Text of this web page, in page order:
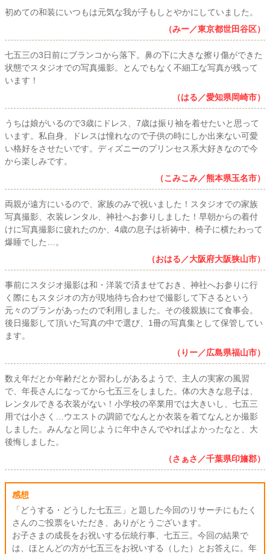
初めての和装にいつもは元気な我が子もしとやかにしていました。
（みー／東京都世田谷区）
七五三の3日前にブランコから落下。鼻の下に大きな擦り傷ができた
状態でスタジオでの写真撮影。とんでもなく不細工な写真が残って
います！
（はる／愛知県岡崎市）
うちは娘がいるので3歳にドレス、7歳は振り袖を着せたいと思って
います。私自身、ドレスは憧れなので子供の時にしか出来ない可愛
い格好をさせたいです。ディズニーのプリンセス系大好きなので今
から楽しみです。
（こみこみ／熊本県玉名市）
両親が遠方にいるので、家族のみで祝いました！スタジオでの家族
写真撮影、衣装レンタル、神社へお参りしました！早朝からの着付
けに写真撮影に疲れたのか、4歳の息子は祈祷中、椅子に横たわって
爆睡でした…。
（おはる／大阪府大阪狭山市）
事前にスタジオ撮影は和・洋装で済ませておき、神社へお参りに行
く際にもスタジオの方が現地待ち合わせで撮影して下さるという
元々のプランがあったので利用しました。その後親族にて食事会。
後日撮影して頂いた写真の中で選び、1冊の写真集として保管してい
ます。
（りー／広島県福山市）
数え年だとか年齢だとか習わしがあるようで、主人の実家の風習
で、年長さんになってから七五三をしました。体の大きな息子は、
レンタルできる衣装がない！小学校の卒業用では大きいし、七五三
用では小さく…ウエストの調節でなんとか衣装を着てなんとか撮影
しました。みんなと同じように年中さんでやればよかったなと、大
後悔しました。
（さぁさ／千葉県印旛郡）
感想
「どうする・どうした七五三」と題した今回のリサーチにもたく
さんのご投票をいただき、ありがとうございます。
お子さまの成長をお祝いする伝統行事、七五三。今回の結果で
は、ほとんどの方が七五三をお祝いする（した）とお答えに。年